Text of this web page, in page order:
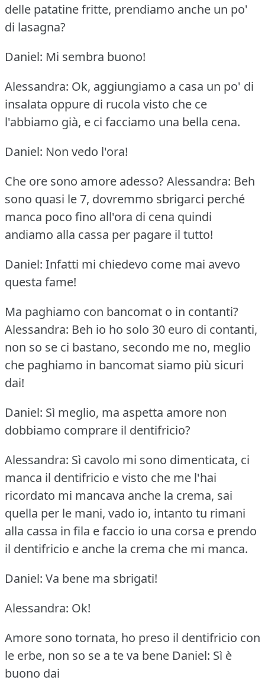
delle patatine fritte, prendiamo anche un po'
di lasagna?
Daniel: Mi sembra buono!
Alessandra: Ok, aggiungiamo a casa un po' di
insalata oppure di rucola visto che ce
l'abbiamo già, e ci facciamo una bella cena.
Daniel: Non vedo l'ora!
Che ore sono amore adesso?Alessandra: Beh
sono quasi le 7, dovremmo sbrigarci perché
manca poco fino all'ora di cena quindi
andiamo alla cassa per pagare il tutto!
Daniel: Infatti mi chiedevo come mai avevo
questa fame!
Ma paghiamo con bancomat o in contanti?
Alessandra: Beh io ho solo 30 euro di contanti,
non so se ci bastano, secondo me no, meglio
che paghiamo in bancomat siamo più sicuri
dai!
Daniel: Sì meglio, ma aspetta amore non
dobbiamo comprare il dentifricio?
Alessandra: Sì cavolo mi sono dimenticata, ci
manca il dentifricio e visto che me l'hai
ricordato mi mancava anche la crema, sai
quella per le mani, vado io, intanto tu rimani
alla cassa in fila e faccio io una corsa e prendo
il dentifricio e anche la crema che mi manca.
Daniel: Va bene ma sbrigati!
Alessandra: Ok!
Amore sono tornata, ho preso il dentifricio con
le erbe, non so se a te va bene Daniel: Sì è
buono dai